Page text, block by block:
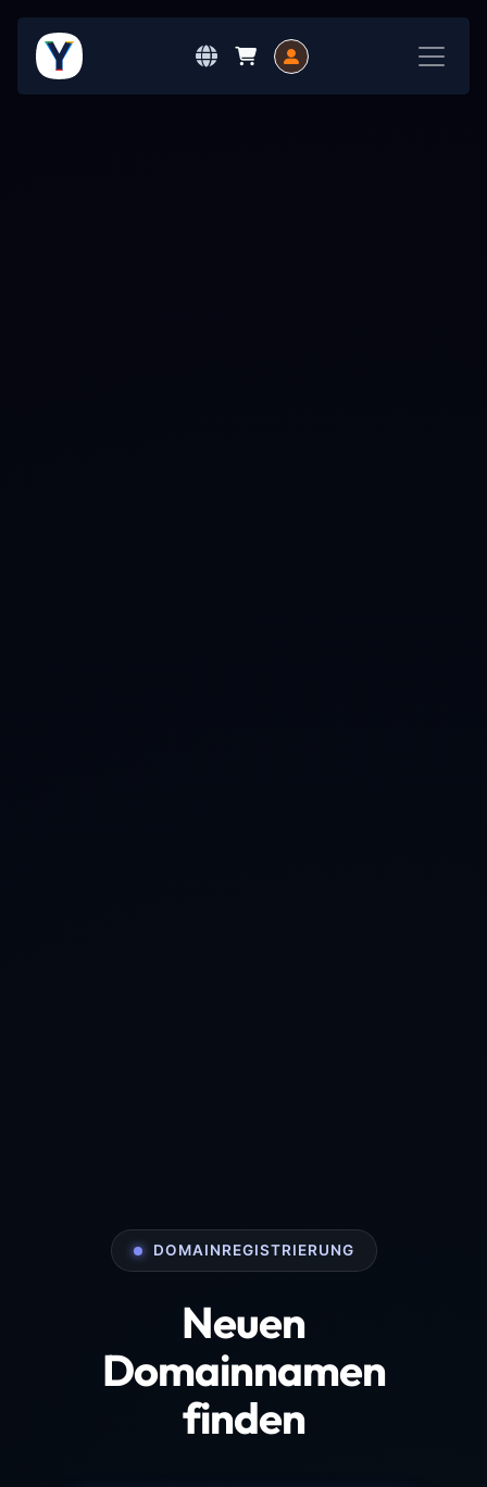
DOMAINREGISTRIERUNG
Neuen
Domainnamen
finden